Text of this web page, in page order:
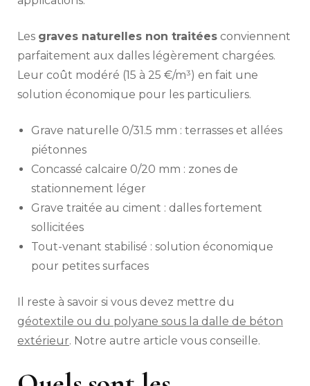
Les graves naturelles non traitées conviennent
parfaitement aux dalles légèrement chargées.
Leur coût modéré (15 à 25 €/m³) en fait une
solution économique pour les particuliers.
Grave naturelle 0/31.5 mm : terrasses et allées
piétonnes
Concassé calcaire 0/20 mm : zones de
stationnement léger
Grave traitée au ciment : dalles fortement
sollicitées
Tout-venant stabilisé : solution économique
pour petites surfaces
Il reste à savoir si vous devez mettre du
géotextile ou du polyane sous la dalle de béton
extérieur. Notre autre article vous conseille.